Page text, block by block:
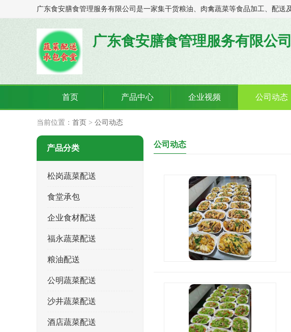
广东食安膳食管理服务有限公司
首页 产品中心 企业视频 公司动态
当前位置： 首页 > 公司动态
产品分类
松岗蔬菜配送
食堂承包
企业食材配送
福永蔬菜配送
粮油配送
公明蔬菜配送
沙井蔬菜配送
酒店蔬菜配送
公司动态